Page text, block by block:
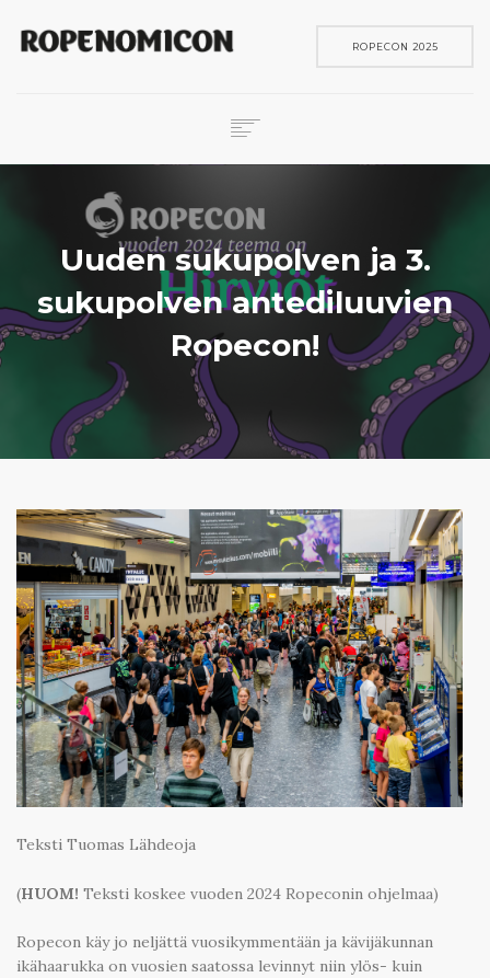
ROPECON 2025
IN ENGLISH
SEARCH
Uuden sukupolven ja 3.
sukupolven antediluuvien
Ropecon!
Teksti Tuomas Lähdeoja
(HUOM! Teksti koskee vuoden 2024 Ropeconin ohjelmaa)
Ropecon käy jo neljättä vuosikymmentään ja kävijäkunnan
ikähaarukka on vuosien saatossa levinnyt niin ylös- kuin